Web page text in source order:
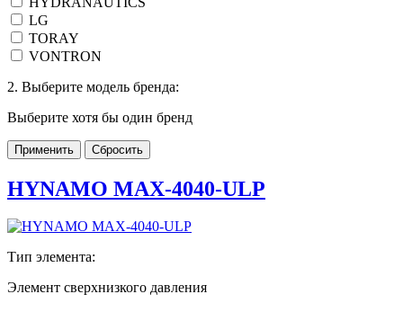
LG
TORAY
VONTRON
2. Выберите модель бренда:
Выберите хотя бы один бренд
Применить Сбросить
HYNAMO MAX-4040-ULP
Тип элемента:
Элемент сверхнизкого давления